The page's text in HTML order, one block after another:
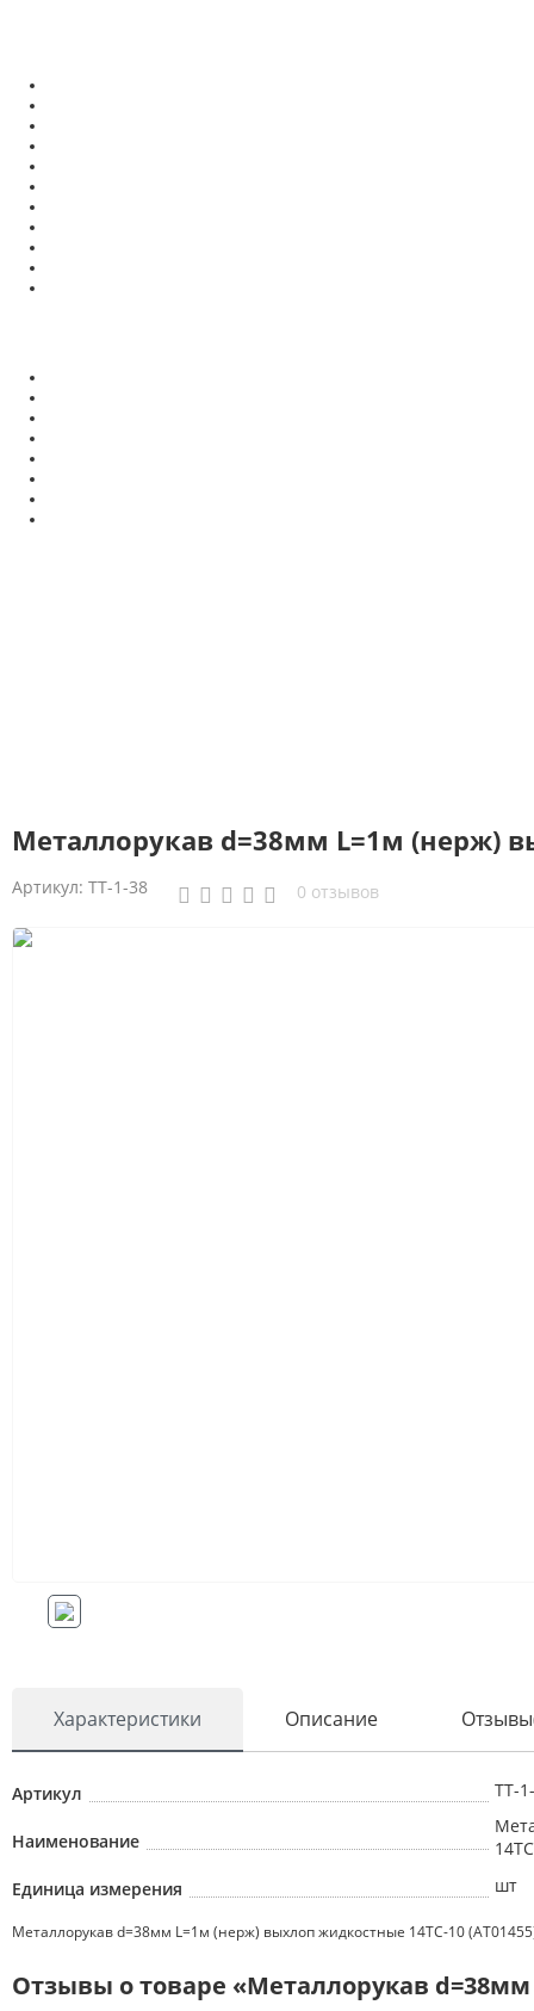
Металлорукав d=38мм L=1м (нерж)
Артикул: ТТ-1-38 0 отзывов
Характеристики Описание
Артикул ТТ-
Наименование
Единица измерения
шт
Металлорукав d=38мм L=1м (нерж) выхлоп жидкостные 14ТС-10
Отзывы о товаре «Металлорукав